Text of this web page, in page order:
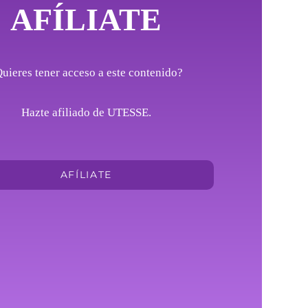
AFÍLIATE
tener acceso a este contenido?
Hazte afiliado de UTESSE.
AFÍLIATE